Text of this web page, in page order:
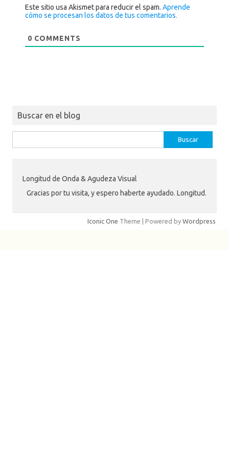
Este sitio usa Akismet para reducir el spam.Aprende
cómo se procesan los datos de tus comentarios.
0 COMMENTS
Buscar en el blog
Longitud de Onda & Agudeza Visual
Gracias por tu visita, y espero haberte ayudado. Longitud.
Iconic One Theme | Powered by Wordpress